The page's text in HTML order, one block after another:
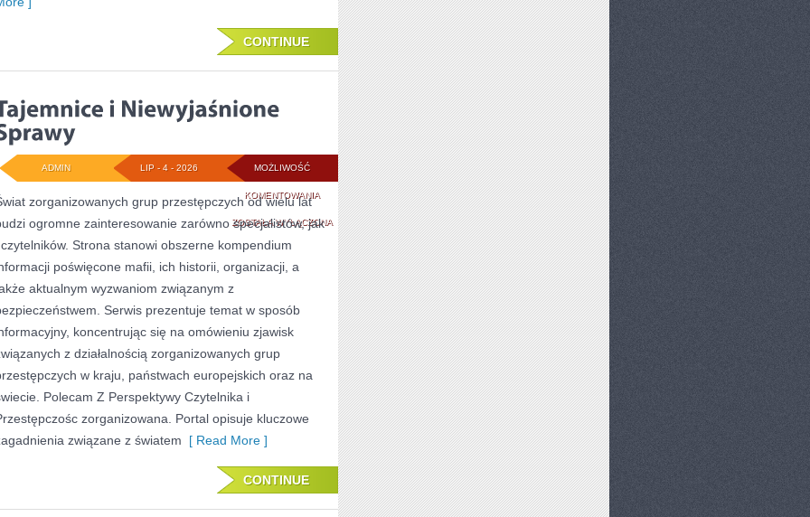
CONTINUE
MOŻLIWOŚĆ
KOMENTOWANIATAJEMNICE
I
NIEWYJAŚNIONE
SPRAWY
ZOSTAŁA WYŁĄCZONA
LIP - 4 - 2026
ADMIN
zorganizowanych grup przestępczych od wielu lat
ogromne zainteresowanie zarówno specjalistów, jak
Strona stanowi obszerne kompendium
poświęcone mafii, ich historii, organizacji, a
aktualnym wyzwaniom związanym z
Serwis prezentuje temat w sposób
koncentrując się na omówieniu zjawisk
z działalnością zorganizowanych grup
w kraju, państwach europejskich oraz na
Polecam Z Perspektywy Czytelnika i
zorganizowana. Portal opisuje kluczowe
związane z światem [ Read More ]
CONTINUE